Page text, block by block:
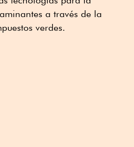
a través de la
verdes.